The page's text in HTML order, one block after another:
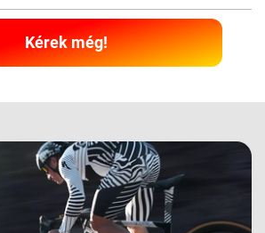
Kérek még!